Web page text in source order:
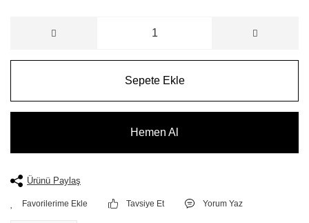
Sepete Ekle
Hemen Al
Ürünü Paylaş
Tavsiye Et Yorum Yaz